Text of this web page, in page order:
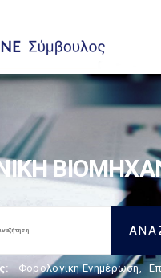
Φορολογικη Ενημέρωση,